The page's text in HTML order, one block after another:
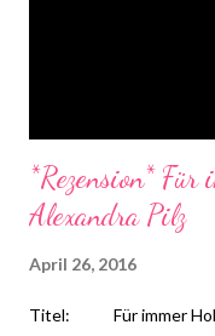
*Rezension*
Alexandra Pilz
April 26, 2016
Titel: Für immer